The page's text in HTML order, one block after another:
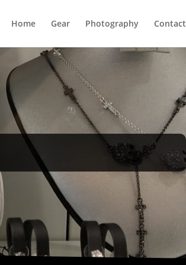
Home Gear Photography Contact